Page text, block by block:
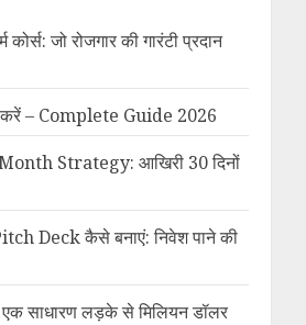
जो रोजगार की गारंटी प्रदान
करें – Complete Guide 2026
Strategy: आखिरी 30 दिनों
Deck कैसे बनाएं: निवेश पाने की
साधारण लड़के से मिलियन डॉलर